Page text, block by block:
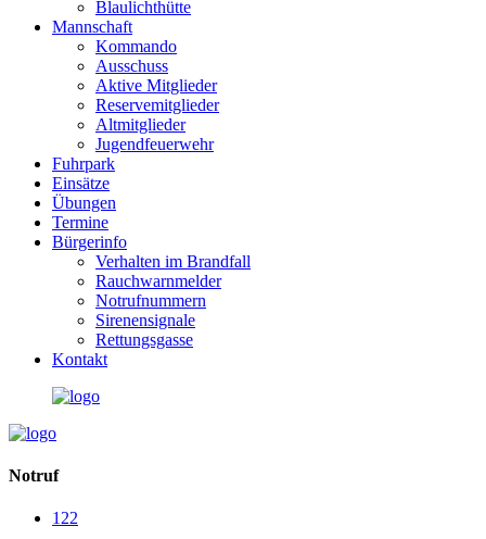
Blaulichthütte
Mannschaft
Kommando
Ausschuss
Aktive Mitglieder
Reservemitglieder
Altmitglieder
Jugendfeuerwehr
Fuhrpark
Einsätze
Übungen
Termine
Bürgerinfo
Verhalten im Brandfall
Rauchwarnmelder
Notrufnummern
Sirenensignale
Rettungsgasse
Kontakt
Notruf
122